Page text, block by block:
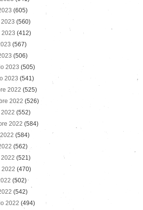
(605)
(560)
2023 (412)
(567)
(506)
2023 (505)
2023 (541)
2022 (525)
2022 (526)
(552)
2022 (584)
(584)
(562)
(521)
2022 (470)
(502)
(542)
2022 (494)